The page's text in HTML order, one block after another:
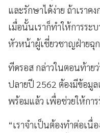
และรักษาได้ง่าย ถ้าเราค
เมื่อนั้นเราก็ทำให้การระ
หัวหน้าผู้เชี่ยวชาญฝ่ายฉุก
ทีดรอส กล่าวในตอนท้าย
ปลายปี 2562 ต้องมีข้อมูล
พร้อมแล้ว เพื่อช่วยให้กา
“เราจำเป็นต้องทำต่อเนื่